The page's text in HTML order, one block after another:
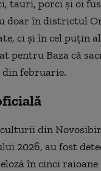
tauri, porci și oi
doar în districtul
ci și în cel puțin
pentru Baza că
din februarie.
din
2026, au fost
în cinci